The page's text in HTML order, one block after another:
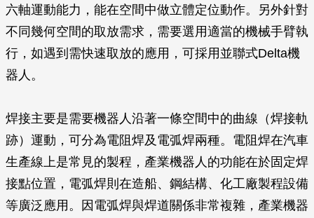
六軸運動能力，能在空間中做立體定位動作。另外針對
不同幾何空間的取放需求，需要選用適當的機械手臂執
行，如遇到需快速取放的應用，可採用並聯式Delta機
器人。
焊接主要是需要機器人沿著一條空間中的曲線（焊接軌
跡）運動，可分為電阻焊及電弧焊兩種。電阻焊在汽車
生產線上是常見的製程，產業機器人的功能在於固定焊
接點位置，電弧焊則在造船、鋼結構、化工廠製程設備
等廣泛應用。因電弧焊與焊道關係非常複雜，產業機器